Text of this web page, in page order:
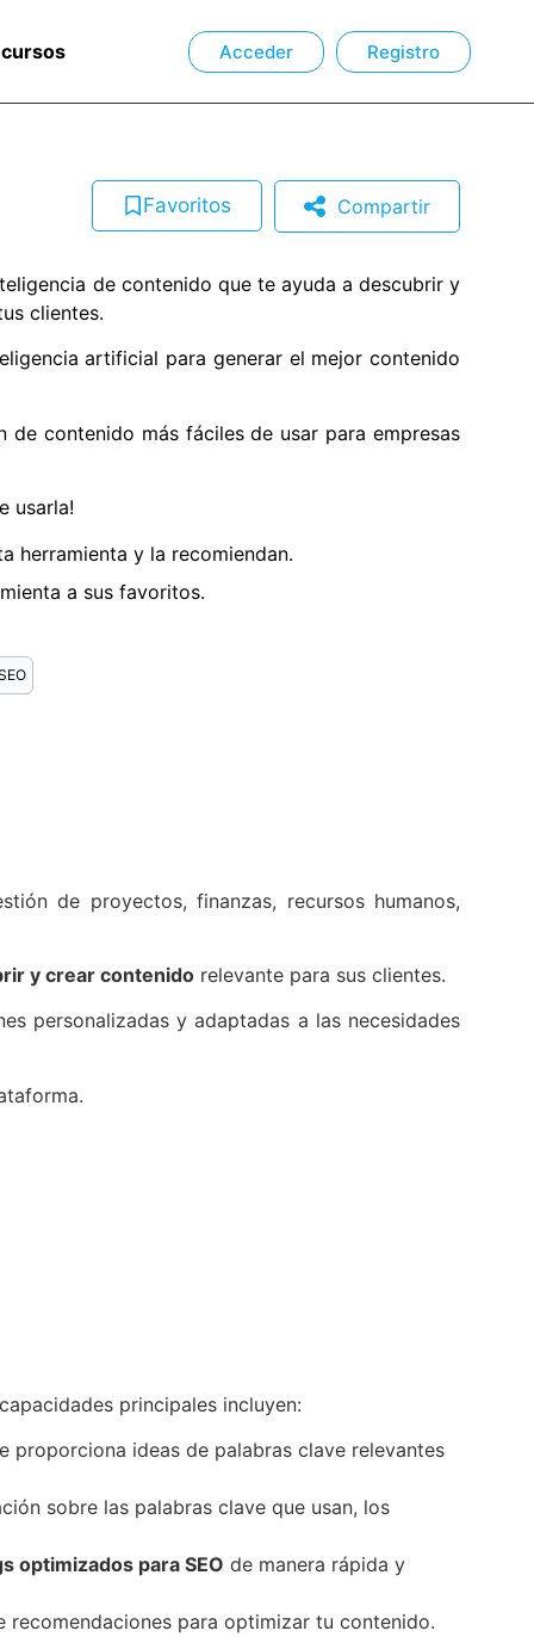
Acceder Registro
Favoritos Compartir
de contenido que te ayuda a descubrir y
clientes.
artificial para generar el mejor contenido
de contenido más fáciles de usar para empresas
usarla!
herramienta y la recomiendan.
a sus favoritos.
de proyectos, finanzas, recursos humanos,
y crear contenido relevante para sus clientes.
personalizadas y adaptadas a las necesidades
principales incluyen:
proporciona ideas de palabras clave relevantes
sobre las palabras clave que usan, los
optimizados para SEO de manera rápida y
para optimizar tu contenido.